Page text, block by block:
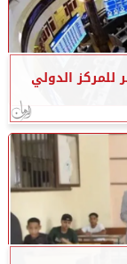
الدولي